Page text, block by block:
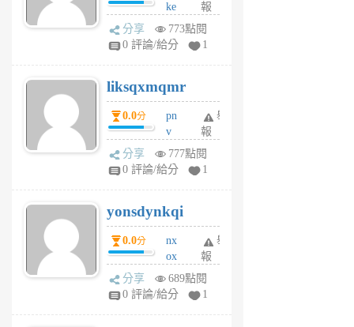
前
ke
rv
pj
6
個
月
前
報
分享
773點閱
0 評論/給分
1
liksqxmqmr
0.0分
pn
v
wt
sv
6
個
月
前
舉
報
分享
777點閱
0 評論/給分
1
yonsdynkqi
0.0分
nx
ox
rh
pe
舉
報
分享
689點閱
0 評論/給分
1